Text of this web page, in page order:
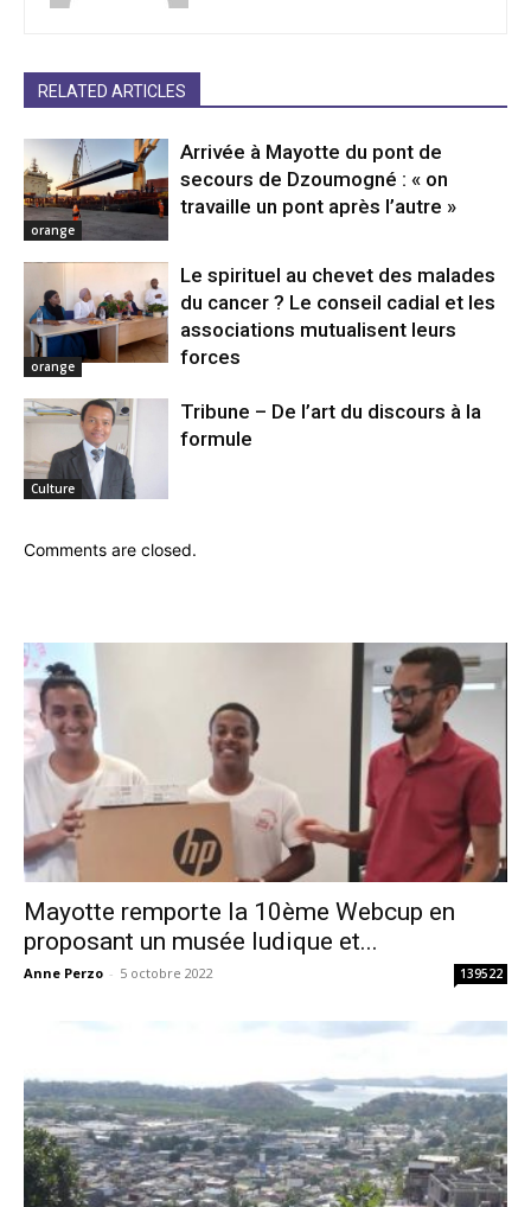
RELATED ARTICLES
orange
Arrivée à Mayotte du pont de
secours de Dzoumogné : « on
travaille un pont après l’autre »
orange
Le spirituel au chevet des malades
du cancer ? Le conseil cadial et les
associations mutualisent leurs
forces
Culture
Tribune – De l’art du discours à la
formule
Comments are closed.
Mayotte remporte la 10ème Webcup en
proposant un musée ludique et...
Anne Perzo - 5 octobre 2022 139522